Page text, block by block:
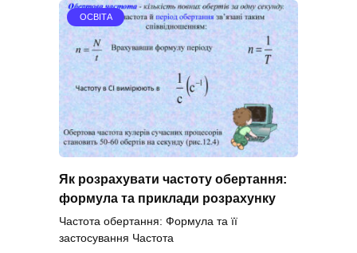
ОСВІТА
Як розрахувати частоту обертання:
формула та приклади розрахунку
Частота обертання: Формула та її
застосування Частота